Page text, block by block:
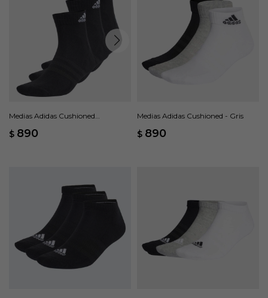
Medias Adidas Cushioned
$ 890
Medias Adidas Cushioned - Gris
$ 890